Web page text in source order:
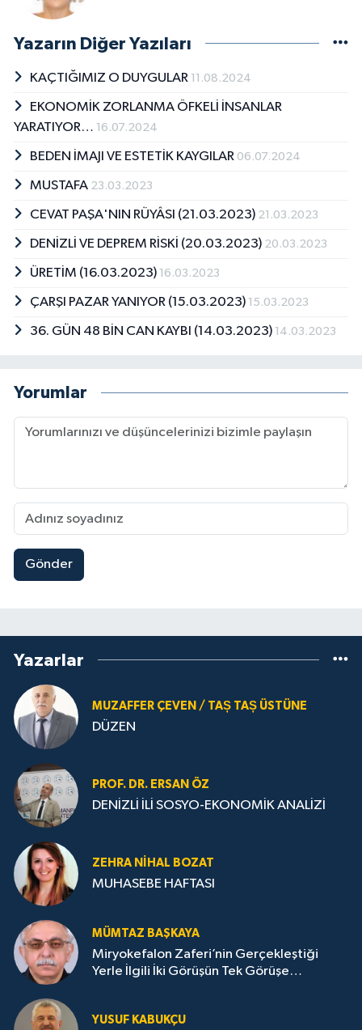
Yazarın Diğer Yazıları
KAÇTIĞIMIZ O DUYGULAR 11.08.2024
EKONOMİK ZORLANMA ÖFKELİ İNSANLAR
YARATIYOR… 16.07.2024
BEDEN İMAJI VE ESTETİK KAYGILAR 06.07.2024
MUSTAFA 23.03.2023
CEVAT PAŞA'NIN RÜYÂSI (21.03.2023) 21.03.2023
DENİZLİ VE DEPREM RİSKİ (20.03.2023) 20.03.2023
ÜRETİM (16.03.2023) 16.03.2023
ÇARŞI PAZAR YANIYOR (15.03.2023) 15.03.2023
36. GÜN 48 BİN CAN KAYBI (14.03.2023) 14.03.2023
Yorumlar
Gönder
Yazarlar
MUZAFFER ÇEVEN / TAȘ TAȘ ÜSTÜNE
DÜZEN
PROF. DR. ERSAN ÖZ
DENİZLİ İLİ SOSYO-EKONOMİK ANALİZİ
ZEHRA NIHAL BOZAT
MUHASEBE HAFTASI
MÜMTAZ BAŞKAYA
Miryokefalon Zaferi’nin Gerçekleştiği
Yerle İlgili İki Görüşün Tek Görüşe
YUSUF KABUKÇU